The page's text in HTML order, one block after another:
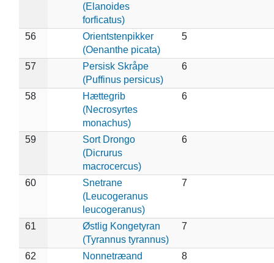
(Elanoides
forficatus)
56
Orientstenpikker
(Oenanthe picata)
5
57
Persisk Skråpe
(Puffinus persicus)
6
58
Hættegrib
(Necrosyrtes
monachus)
6
59
Sort Drongo
(Dicrurus
macrocercus)
6
60
Snetrane
(Leucogeranus
leucogeranus)
7
61
Østlig Kongetyran
(Tyrannus tyrannus)
7
62
Nonnetræand
8